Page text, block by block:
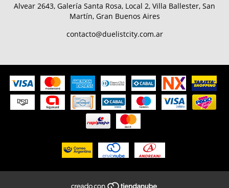
Alvear 2643, Galería Santa Rosa, Local 2, Villa Ballester, San
Martín, Gran Buenos Aires
contacto@duelistcity.com.ar